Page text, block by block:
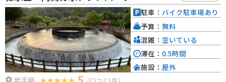
産の食材をふんだんに使った料理を提供するレストランもあり、郷土料理を
堪能することができます。 道の駅には、情報コーナーや休憩スペースも併設
されており、ドライブの休憩に最適です。周辺には、温泉やキャンプ場など
の観光スポットも点在しており、自然を満喫したい方にもおすすめです。 バ
イクで訪れる方は、道の駅の駐車場は広く、バイクも駐車しやすいので安心
です。周辺の道路は、山間部を走るワインディングロードで、景色も楽しめ
ます。ただし、冬季は積雪や路面凍結の恐れがあるので注意が必要です。 大
東町周辺の観光スポットとしては、岩手県指定天然記念物で樹齢約1,000年の
（口コミ1件）
駐車： バイク駐車場あり
予算： 無料
混雑： 空いている
滞在： 0.5時間
施設： 屋外